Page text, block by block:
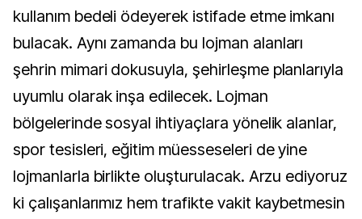
kullanım bedeli ödeyerek istifade etme imkanı
bulacak. Aynı zamanda bu lojman alanları
şehrin mimari dokusuyla, şehirleşme planlarıyla
uyumlu olarak inşa edilecek. Lojman
bölgelerinde sosyal ihtiyaçlara yönelik alanlar,
spor tesisleri, eğitim müesseseleri de yine
lojmanlarla birlikte oluşturulacak. Arzu ediyoruz
ki çalışanlarımız hem trafikte vakit kaybetmesin